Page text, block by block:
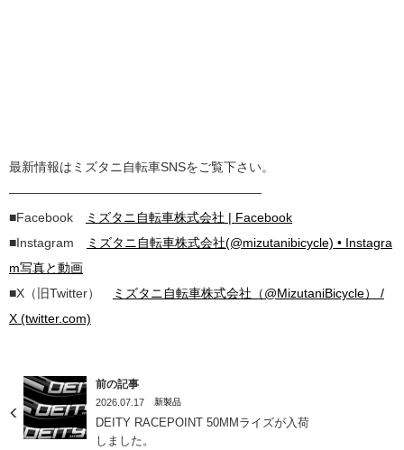
最新情報はミズタニ自転車SNSをご覧下さい。
————————————————————
■Facebook
ミズタニ自転車株式会社 | Facebook
■Instagram
ミズタニ自転車株式会社(@mizutanibicycle) • Instagra
m写真と動画
■X（旧Twitter）
ミズタニ自転車株式会社（@MizutaniBicycle） /
X (twitter.com)
前の記事
2026.07.17 新製品
DEITY RACEPOINT 50MMライズが入荷
しました。